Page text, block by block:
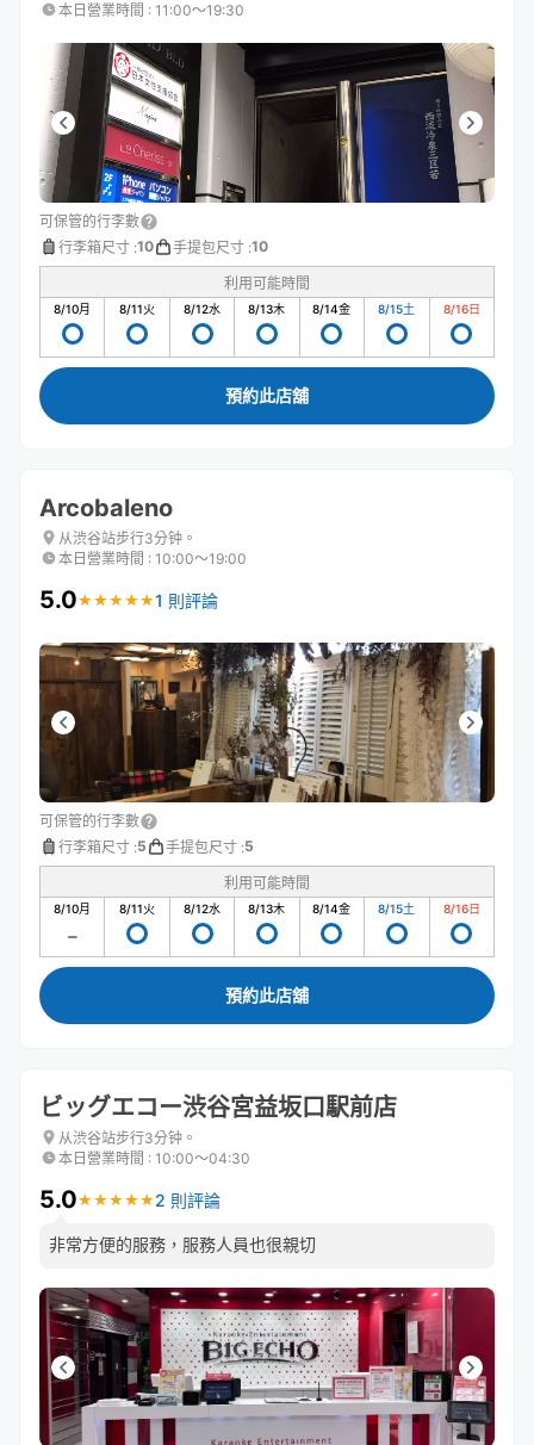
本日營業時間 : 11:00〜19:30
可保管的行李數
行李箱尺寸 :10 手提包尺寸 :10
利用可能時間
8/10月 8/11火 8/12水 8/13木 8/14金 8/15土 8/16日
預約此店舖
Arcobaleno
从渋谷站步行3分钟。
本日營業時間 : 10:00〜19:00
5.0★ ★ ★ ★ ★
★ ★ ★ ★ ★1 則評論
可保管的行李數
行李箱尺寸 :5 手提包尺寸 :5
利用可能時間
8/10月 8/11火 8/12水 8/13木 8/14金 8/15土 8/16日
預約此店舖
ビッグエコー渋谷宮益坂口駅前店
从渋谷站步行3分钟。
本日營業時間 : 10:00〜04:30
5.0★ ★ ★ ★ ★
★ ★ ★ ★ ★ 2 則評論
非常方便的服務，服務人員也很親切